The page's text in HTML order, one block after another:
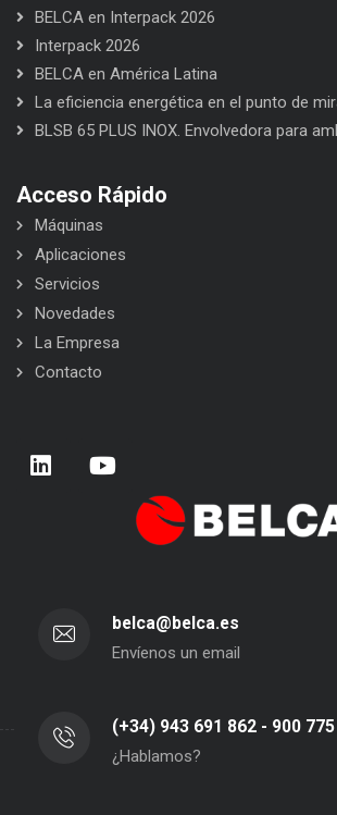
BELCA en Interpack 2026
Interpack 2026
BELCA en América Latina
La eficiencia energética en el punto de
BLSB 65 PLUS INOX. Envolvedora para
Acceso Rápido
Máquinas
Aplicaciones
Servicios
Novedades
La Empresa
Contacto
belca@belca.es
Envíenos un email
(+34) 943 691 862 - 900
¿Hablamos?